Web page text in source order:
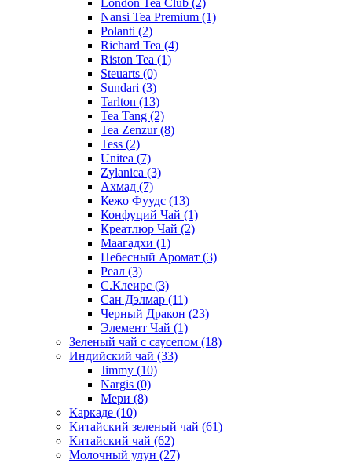
Nansi Tea Premium (1)
Polanti (2)
Richard Tea (4)
Riston Tea (1)
Steuarts (0)
Sundari (3)
Tarlton (13)
Tea Tang (2)
Tea Zenzur(8)
Tess (2)
Unitea (7)
Zylanica (3)
Ахмад (7)
Кежо Фуудс (13)
Конфуций Чай (1)
Креатлюр Чай (2)
Маагадхи (1)
Небесный Аромат (3)
Реал (3)
С.Клеирс (3)
Сан Дэлмар (11)
Черный Дракон (23)
Элемент Чай (1)
Зеленый чай с саусепом (18)
Индийский чай (33)
Jimmy (10)
Nargis (0)
Мери (8)
Каркаде (10)
Китайский зеленый чай (61)
Китайский чай (62)
Молочный улун (27)